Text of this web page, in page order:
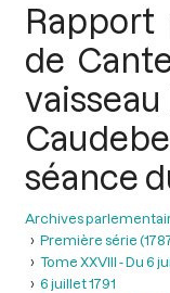
Rapport
de
séance
Archives
Première série
Tome XXVIII - Du 6
6 juillet 1791